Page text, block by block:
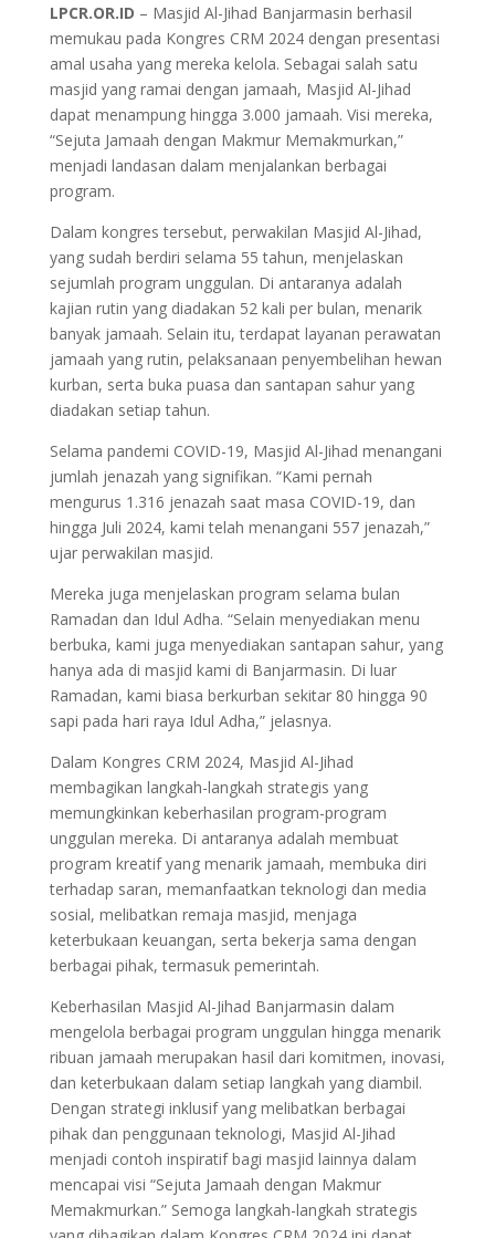
LPCR.OR.ID – Masjid Al-Jihad Banjarmasin berhasil
memukau pada Kongres CRM 2024 dengan presentasi
amal usaha yang mereka kelola. Sebagai salah satu
masjid yang ramai dengan jamaah, Masjid Al-Jihad
dapat menampung hingga 3.000 jamaah. Visi mereka,
“Sejuta Jamaah dengan Makmur Memakmurkan,”
menjadi landasan dalam menjalankan berbagai
program.
Dalam kongres tersebut, perwakilan Masjid Al-Jihad,
yang sudah berdiri selama 55 tahun, menjelaskan
sejumlah program unggulan. Di antaranya adalah
kajian rutin yang diadakan 52 kali per bulan, menarik
banyak jamaah. Selain itu, terdapat layanan perawatan
jamaah yang rutin, pelaksanaan penyembelihan hewan
kurban, serta buka puasa dan santapan sahur yang
diadakan setiap tahun.
Selama pandemi COVID-19, Masjid Al-Jihad menangani
jumlah jenazah yang signifikan. “Kami pernah
mengurus 1.316 jenazah saat masa COVID-19, dan
hingga Juli 2024, kami telah menangani 557 jenazah,”
ujar perwakilan masjid.
Mereka juga menjelaskan program selama bulan
Ramadan dan Idul Adha. “Selain menyediakan menu
berbuka, kami juga menyediakan santapan sahur, yang
hanya ada di masjid kami di Banjarmasin. Di luar
Ramadan, kami biasa berkurban sekitar 80 hingga 90
sapi pada hari raya Idul Adha,” jelasnya.
Dalam Kongres CRM 2024, Masjid Al-Jihad
membagikan langkah-langkah strategis yang
memungkinkan keberhasilan program-program
unggulan mereka. Di antaranya adalah membuat
program kreatif yang menarik jamaah, membuka diri
terhadap saran, memanfaatkan teknologi dan media
sosial, melibatkan remaja masjid, menjaga
keterbukaan keuangan, serta bekerja sama dengan
berbagai pihak, termasuk pemerintah.
Keberhasilan Masjid Al-Jihad Banjarmasin dalam
mengelola berbagai program unggulan hingga menarik
ribuan jamaah merupakan hasil dari komitmen, inovasi,
dan keterbukaan dalam setiap langkah yang diambil.
Dengan strategi inklusif yang melibatkan berbagai
pihak dan penggunaan teknologi, Masjid Al-Jihad
menjadi contoh inspiratif bagi masjid lainnya dalam
mencapai visi “Sejuta Jamaah dengan Makmur
Memakmurkan.” Semoga langkah-langkah strategis